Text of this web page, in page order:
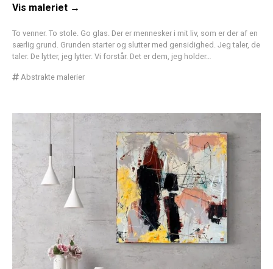
Vis maleriet →
To venner. To stole. Go glas. Der er mennesker i mit liv, som er der af en
særlig grund. Grunden starter og slutter med gensidighed. Jeg taler, de
taler. De lytter, jeg lytter. Vi forstår. Det er dem, jeg holder…
Abstrakte malerier